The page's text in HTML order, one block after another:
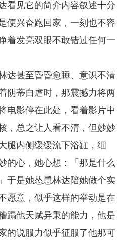
看见它的简介内容叙述十分
便兴奋跑回家，一刻也不容
着发亮双眼不敢错过任何一
达甚至昏昏愈睡、意识不清
阴蒂自虐时，那震撼力将两
电影停在此处，看着影片中
，总之让人看不清，但妙妙
腿内侧缓缓流下浴缸，细
的心，她心想：「那是什么
于是她怂恿林达陪她做个实
愿意，似乎这样的举动是在
蹋他天赋异秉的能力，他是
的说服力似乎征服了他那可